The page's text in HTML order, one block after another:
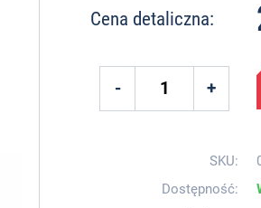
Cena detaliczna:
SKU:
Dostępność: